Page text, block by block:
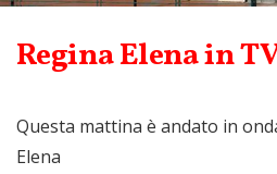
Regina Elena in
Questa mattina è andato in
Elena